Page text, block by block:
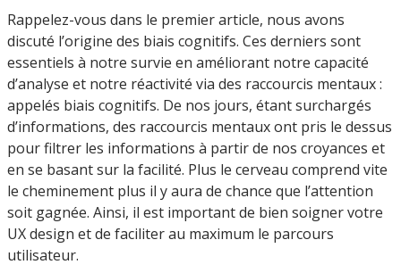
Rappelez-vous dans le premier article, nous avons
discuté l’origine des biais cognitifs. Ces derniers sont
essentiels à notre survie en améliorant notre capacité
d’analyse et notre réactivité via des raccourcis mentaux :
appelés biais cognitifs. De nos jours, étant surchargés
d’informations, des raccourcis mentaux ont pris le dessus
pour filtrer les informations à partir de nos croyances et
en se basant sur la facilité. Plus le cerveau comprend vite
le cheminement plus il y aura de chance que l’attention
soit gagnée. Ainsi, il est important de bien soigner votre
UX design et de faciliter au maximum le parcours
utilisateur.